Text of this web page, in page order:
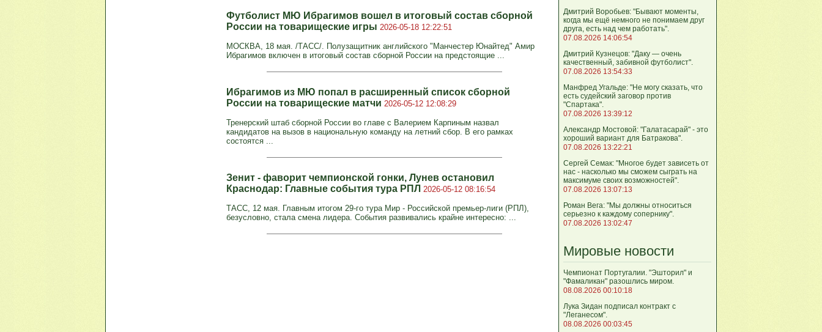
Футболист МЮ Ибрагимов вошел в итоговый состав сборной
России на товарищеские игры 2026-05-18 12:22:51
МОСКВА, 18 мая. /ТАСС/. Полузащитник английского "Манчестер Юнайтед" Амир
Ибрагимов включен в итоговый состав сборной России на предстоящие ...
Ибрагимов из МЮ попал в расширенный список сборной
России на товарищеские матчи 2026-05-12 12:08:29
Тренерский штаб сборной России во главе с Валерием Карпиным назвал
кандидатов на вызов в национальную команду на летний сбор. В его рамках
состоятся ...
Зенит - фаворит чемпионской гонки, Лунев остановил
Краснодар: Главные события тура РПЛ 2026-05-12 08:16:54
ТАСС, 12 мая. Главным итогом 29-го тура Мир - Российской премьер-лиги (РПЛ),
безусловно, стала смена лидера. События развивались крайне интересно: ...
Дмитрий Воробьев: "Бывают моменты,
когда мы ещё немного не понимаем друг
друга, есть над чем работать".
07.08.2026 14:06:54
Дмитрий Кузнецов: "Даку — очень
качественный, забивной футболист".
07.08.2026 13:54:33
Манфред Угальде: "Не могу сказать, что
есть судейский заговор против
"Спартака".
07.08.2026 13:39:12
Александр Мостовой: "Галатасарай" - это
хороший вариант для Батракова".
07.08.2026 13:22:21
Сергей Семак: "Многое будет зависеть от
нас - насколько мы сможем сыграть на
максимуме своих возможностей".
07.08.2026 13:07:13
Роман Вега: "Мы должны относиться
серьезно к каждому сопернику".
07.08.2026 13:02:47
Мировые новости
Чемпионат Португалии. "Эшторил" и
"Фамаликан" разошлись миром.
08.08.2026 00:10:18
Лука Зидан подписал контракт с
"Леганесом".
08.08.2026 00:03:45